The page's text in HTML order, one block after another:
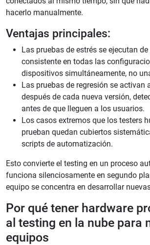
hacerlo manualmente.
Ventajas principales:
Las pruebas de estrés se ejecutan
consistente en todas las
dispositivos simultáneamente, no
Las pruebas de regresión se activan
después de cada nueva versión,
antes de que lleguen a los usuarios.
Los casos extremos que los testers
prueban quedan cubiertos
scripts de automatización.
Esto convierte el testing en un proceso
funciona silenciosamente en segundo
equipo se concentra en desarrollar
Por qué tener hardware
al testing en la nube para
equipos